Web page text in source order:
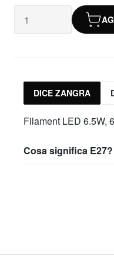
DICE ZANGRA
Filament LED 6.5W,
Cosa significa E27?